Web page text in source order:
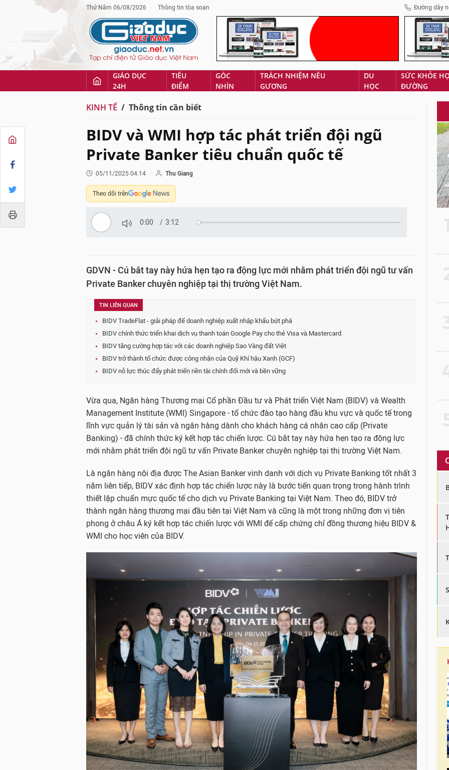
Thứ Năm 06/08/2026 Thông tin tòa soạn Đường dây
GIÁO DỤC
24H
TIÊU
ĐIỂM
GÓC
NHÌN
TRÁCH NHIỆM NÊU
GƯƠNG
DU
HỌC
SỨC KHỎE
ĐƯỜNG
KINH TẾ Thông tin cần biết
BIDV và WMI hợp tác phát triển đội ngũ
Private Banker tiêu chuẩn quốc tế
05/11/2025 04:14 Thu Giang
Theo dõi trên
0:00 / 3:12
GDVN - Cú bắt tay này hứa hẹn tạo ra động lực mới nhằm phát triển đội ngũ tư vấn
Private Banker chuyên nghiệp tại thị trường Việt Nam.
TIN LIÊN QUAN
BIDV TradeFlat - giải pháp để doanh nghiệp xuất nhập khẩu bứt phá
BIDV chính thức triển khai dịch vụ thanh toán Google Pay cho thẻ Visa và Mastercard
BIDV tăng cường hợp tác với các doanh nghiệp Sao Vàng đất Việt
BIDV trở thành tổ chức được công nhận của Quỹ Khí hậu Xanh (GCF)
BIDV nỗ lực thúc đẩy phát triển nền tài chính đổi mới và bền vững
Vừa qua, Ngân hàng Thương mại Cổ phần Đầu tư và Phát triển Việt Nam (BIDV) và Wealth
Management Institute (WMI) Singapore - tổ chức đào tạo hàng đầu khu vực và quốc tế trong
lĩnh vực quản lý tài sản và ngân hàng dành cho khách hàng cá nhân cao cấp (Private
Banking) - đã chính thức ký kết hợp tác chiến lược. Cú bắt tay này hứa hẹn tạo ra động lực
mới nhằm phát triển đội ngũ tư vấn Private Banker chuyên nghiệp tại thị trường Việt Nam.
Là ngân hàng nội địa được The Asian Banker vinh danh với dịch vụ Private Banking tốt nhất 3
năm liên tiếp, BIDV xác định hợp tác chiến lược này là bước tiến quan trọng trong hành trình
thiết lập chuẩn mực quốc tế cho dịch vụ Private Banking tại Việt Nam. Theo đó, BIDV trở
thành ngân hàng thương mại đầu tiên tại Việt Nam và cũng là một trong những đơn vị tiên
phong ở châu Á ký kết hợp tác chiến lược với WMI để cấp chứng chỉ đồng thương hiệu BIDV &
WMI cho học viên của BIDV.